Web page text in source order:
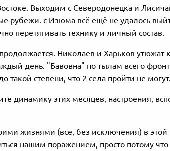
Выходим с Северодонецка и
рубежи. с Изюма всё ещё не удалось
перетягивать технику и личный состав.
Николаев и Харьков утюжат
день. "Бавовна" по тылам всего
такой степени, что 2 села пройти не могут.
динамику этих месяцев, настроения,
жизнями (все, без исключения) в этой
нашим поражением, просто потому что